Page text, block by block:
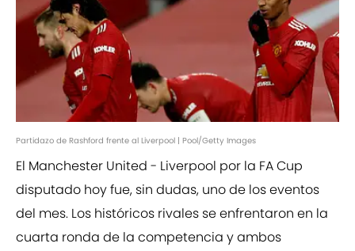
Partidazo de Rashford frente al Liverpool | Pool/Getty Images
El Manchester United - Liverpool por la FA Cup
disputado hoy fue, sin dudas, uno de los eventos
del mes. Los históricos rivales se enfrentaron en la
cuarta ronda de la competencia y ambos